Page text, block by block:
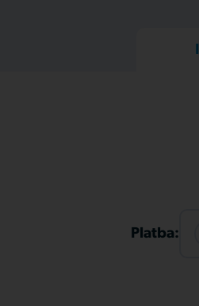
Platba: